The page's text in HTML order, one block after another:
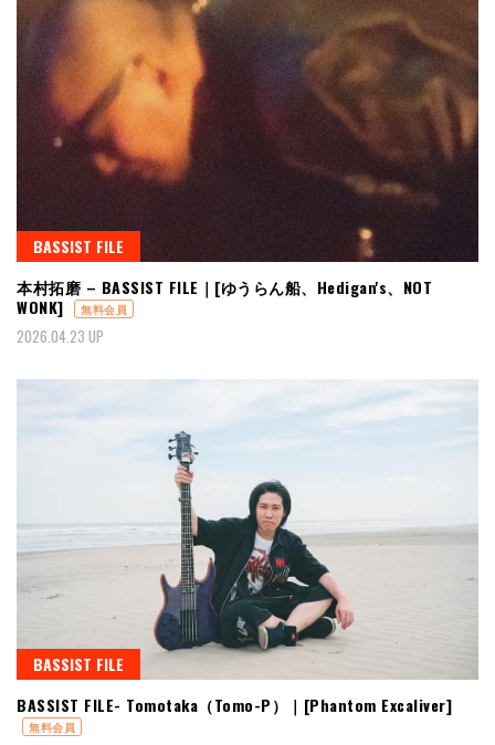
BASSIST FILE
本村拓磨 – BASSIST FILE｜[ゆうらん船、Hedigan's、NOT
WONK]
無料会員
2026.04.23 UP
BASSIST FILE
BASSIST FILE- Tomotaka（Tomo-P）｜[Phantom Excaliver]
無料会員